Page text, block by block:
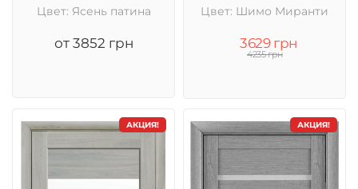
Цвет: Ясень патина
от 3852 грн
Цвет: Шимо Миранти
3629 грн
4235 грн
АКЦИЯ! АКЦИЯ!